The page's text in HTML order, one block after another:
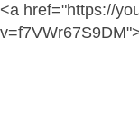
<a href="https://